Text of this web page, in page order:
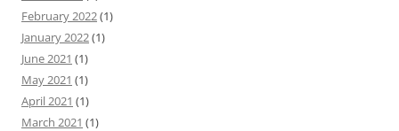
February 2022(1)
January 2022(1)
June 2021 (1)
May 2021 (1)
April 2021 (1)
March 2021 (1)